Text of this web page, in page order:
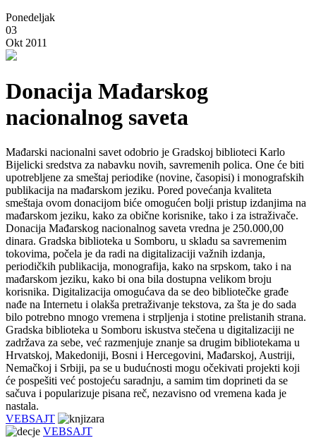
Ponedeljak
03
Okt 2011
Donacija Mađarskog
nacionalnog saveta
Mađarski nacionalni savet odobrio je Gradskoj biblioteci Karlo
Bijelicki sredstva za nabavku novih, savremenih polica. One će biti
upotrebljene za smeštaj periodike (novine, časopisi) i monografskih
publikacija na mađarskom jeziku. Pored povećanja kvaliteta
smeštaja ovom donacijom biće omogućen bolji pristup izdanjima na
mađarskom jeziku, kako za obične korisnike, tako i za istraživače.
Donacija Mađarskog nacionalnog saveta vredna je 250.000,00
dinara. Gradska biblioteka u Somboru, u skladu sa savremenim
tokovima, počela je da radi na digitalizaciji važnih izdanja,
periodičkih publikacija, monografija, kako na srpskom, tako i na
mađarskom jeziku, kako bi ona bila dostupna velikom broju
korisnika. Digitalizacija omogućava da se deo bibliotečke građe
nađe na Internetu i olakša pretraživanje tekstova, za šta je do sada
bilo potrebno mnogo vremena i strpljenja i stotine prelistanih strana.
Gradska biblioteka u Somboru iskustva stečena u digitalizaciji ne
zadržava za sebe, već razmenjuje znanje sa drugim bibliotekama u
Hrvatskoj, Makedoniji, Bosni i Hercegovini, Mađarskoj, Austriji,
Nemačkoj i Srbiji, pa se u budućnosti mogu očekivati projekti koji
će pospešiti već postojeću saradnju, a samim tim doprineti da se
sačuva i popularizuje pisana reč, nezavisno od vremena kada je
nastala.
VEBSAJT
VEBSAJT